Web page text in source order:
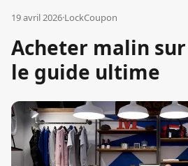
19 avril 2026·LockCoupon
Acheter malin
le guide ultime